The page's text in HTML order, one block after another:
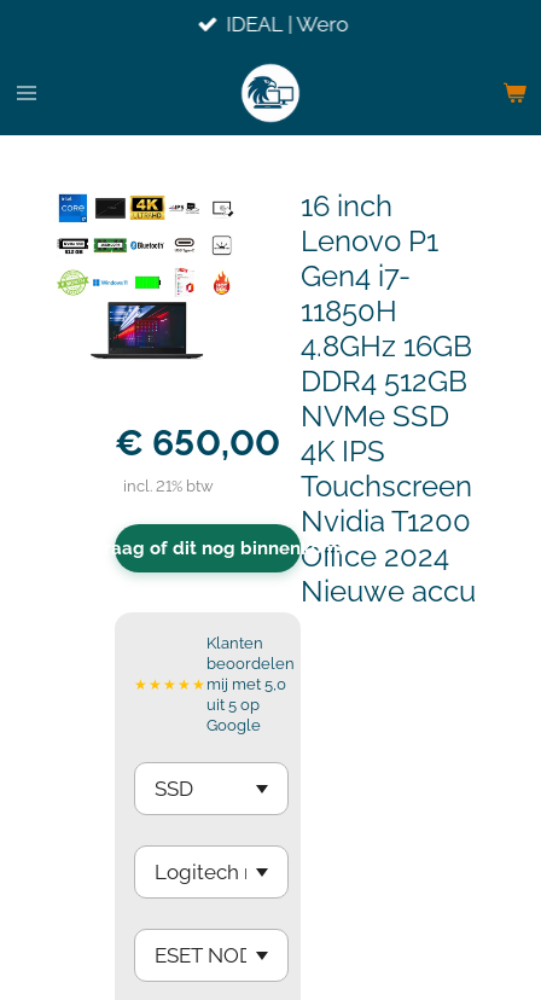
naar
IDEAL | Wero
16 inch
Lenovo P1
Gen4 i7-
11850H
4.8GHz 16GB
DDR4 512GB
NVMe SSD
4K IPS
Touchscreen
Nvidia T1200
Office 2024
Nieuwe accu
€ 650,00
incl. 21% btw
Vraag of dit nog binnenkomt
★★★★★
Klanten
beoordelen
mij met 5,0
uit 5 op
Google